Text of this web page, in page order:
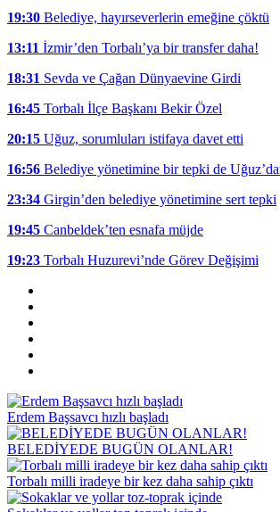
19:30 Belediye, hayırseverlerin emeğine çöktü
13:11 İzmir’den Torbalı’ya bir transfer daha!
18:31 Sevda ve Çağan Dünyaevine Girdi
16:45 Torbalı İlçe Başkanı Bekir Özel
20:15 Uğuz, sorumluları istifaya davet etti
16:56 Belediye yönetimine bir tepki de
23:34 Girgin’den belediye yönetimine sert tepki
19:45 Canbeldek’ten esnafa müjde
19:23 Torbalı Huzurevi’nde Görev Değişimi
Erdem Başsavcı hızlı başladı
BELEDİYEDE BUGÜN OLANLAR!
Torbalı milli iradeye bir kez daha sahip çıktı